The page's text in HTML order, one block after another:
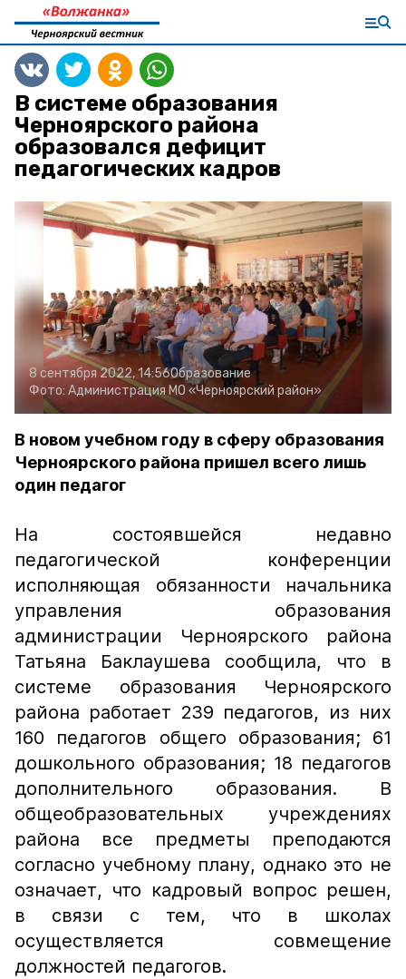
В системе образования
Черноярского района
образовался дефицит
педагогических кадров
8 сентября 2022, 14:56Образование
Фото: Администрация МО «Черноярский район»
В новом учебном году в сферу образования
Черноярского района пришел всего лишь
один педагог
На состоявшейся недавно
педагогической конференции
исполняющая обязанности начальника
управления образования
администрации Черноярского района
Татьяна Баклаушева сообщила, что в
системе образования Черноярского
района работает 239 педагогов, из них
160 педагогов общего образования; 61
дошкольного образования; 18 педагогов
дополнительного образования. В
общеобразовательных учреждениях
района все предметы преподаются
согласно учебному плану, однако это не
означает, что кадровый вопрос решен,
в связи с тем, что в школах
осуществляется совмещение
должностей педагогов.